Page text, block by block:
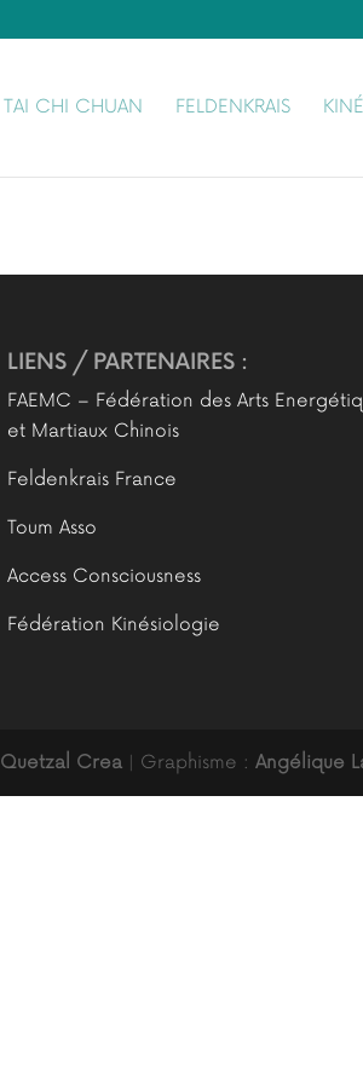
TAI CHI CHUAN FELDENKRAIS
LIENS / PARTENAIRES :
FAEMC – Fédération des Arts
et Martiaux Chinois
Feldenkrais France
Toum Asso
Access Consciousness
Fédération Kinésiologie
Quetzal Crea | Graphisme :Angélique